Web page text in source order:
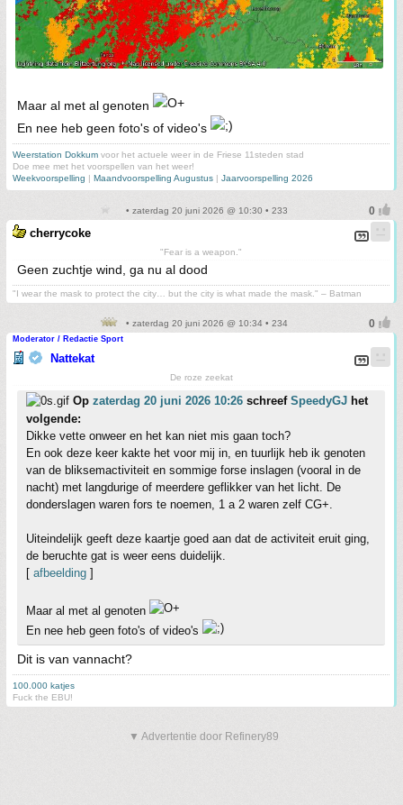
Maar al met al genoten
En nee heb geen foto's of video's
Weerstation Dokkum voor het actuele weer in de Friese 11steden stad
Doe mee met het voorspellen van het weer!
Weekvoorspelling | Maandvoorspelling Augustus | Jaarvoorspelling 2026
• zaterdag 20 juni 2026 @ 10:30 • 233
cherrycoke
"Fear is a weapon."
Geen zuchtje wind, ga nu al dood
"I wear the mask to protect the city… but the city is what made the mask." – Batman
• zaterdag 20 juni 2026 @ 10:34 • 234
Moderator / Redactie Sport
Nattekat
De roze zeekat
Op zaterdag 20 juni 2026 10:26 schreef SpeedyGJ het
volgende:
Dikke vette onweer en het kan niet mis gaan toch?
En ook deze keer kakte het voor mij in, en tuurlijk heb ik genoten
van de bliksemactiviteit en sommige forse inslagen (vooral in de
nacht) met langdurige of meerdere geflikker van het licht. De
donderslagen waren fors te noemen, 1 a 2 waren zelf CG+.
Uiteindelijk geeft deze kaartje goed aan dat de activiteit eruit ging,
de beruchte gat is weer eens duidelijk.
[ afbeelding ]
Maar al met al genoten
En nee heb geen foto's of video's
Dit is van vannacht?
100.000 katjes
Fuck the EBU!
▼ Advertentie door Refinery89